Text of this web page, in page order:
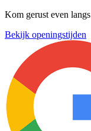
Kom gerust even langs
Bekijk openingstijden